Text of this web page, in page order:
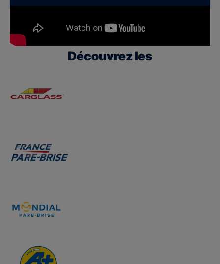
Découvrez les